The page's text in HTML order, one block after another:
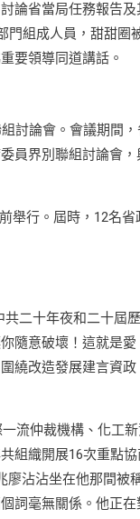
論省當局任務報告及
門組成人員，甜甜圈
要領導同道講話。
討論會。會議期間
員界別聯組討論會
舉行。屆時，12名省
共二十年夜和二十屆
隨意破壞！這就是
繞改造發展建言資
流仲裁機構、化工
組織開展16次重點
廖沾沾坐在他那間被
詞毫無關係。他正